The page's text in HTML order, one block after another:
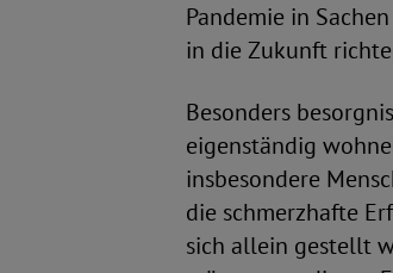
Pandemie in
in die Zukunft
Besonders
eigenständig
insbesondere
die schmerzhafte
sich allein gestellt